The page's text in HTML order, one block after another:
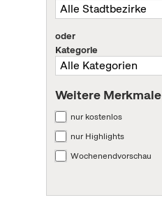
oder
Kategorie
Weitere Merkmale
nur kostenlos
nur Highlights
Wochenendvorschau